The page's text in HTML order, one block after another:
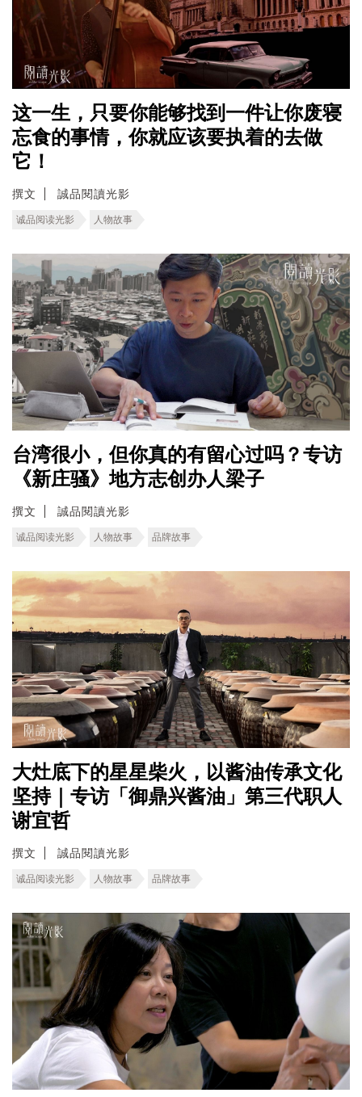
这一生，只要你能够找到一件让你废寝
忘食的事情，你就应该要执着的去做
它！
撰文 誠品閱讀光影
诚品阅读光影 人物故事
台湾很小，但你真的有留心过吗？专访
《新庄骚》地方志创办人梁子
撰文 誠品閱讀光影
诚品阅读光影 人物故事 品牌故事
大灶底下的星星柴火，以酱油传承文化
坚持｜专访「御鼎兴酱油」第三代职人
谢宜哲
撰文 誠品閱讀光影
诚品阅读光影 人物故事 品牌故事